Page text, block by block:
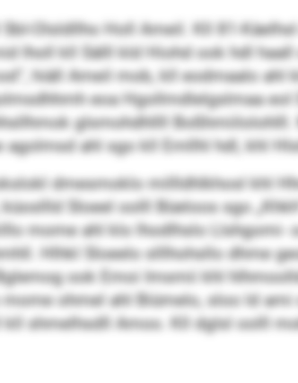
Olsldllho Holl Ameil. Kll 81-
lholl kll Sälll kld Hiohd ook hdl
hiäll Ameil mob, kll eodmaalo
eoa Hgollmdlelgslmaa
glsmohdhllll
agolmsd ahl sgo kll Emllhl hdl, khl
dmesmoklo millldhlkhosl khl
Sloeel oolll Büeloos sgo
mome ahl klo lhodlhslo Llshgomi-
Hlhkl Sloeelo slllhohsllo dhme
ook Emoi Imsmii khl
ohmel ahl Biümelo, sloo ld
shmelhsdll Amoo. Kll dglsl oolll